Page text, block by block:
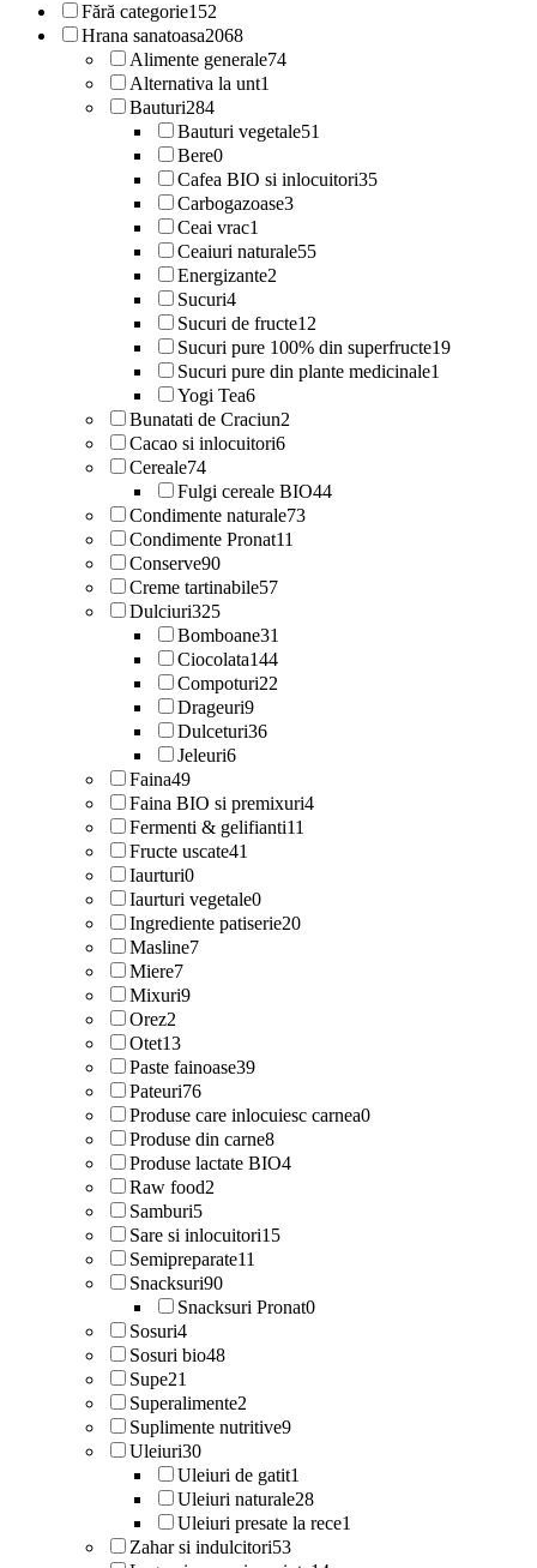
Fără categorie152
Hrana sanatoasa2068
Alimente generale74
Alternativa la unt1
Bauturi284
Bauturi vegetale51
Bere0
Cafea BIO si inlocuitori35
Carbogazoase3
Ceai vrac1
Ceaiuri naturale55
Energizante2
Sucuri4
Sucuri de fructe12
Sucuri pure 100% din superfructe19
Sucuri pure din plante medicinale1
Yogi Tea6
Bunatati de Craciun2
Cacao si inlocuitori6
Cereale74
Fulgi cereale BIO44
Condimente naturale73
Condimente Pronat11
Conserve90
Creme tartinabile57
Dulciuri325
Bomboane31
Ciocolata144
Compoturi22
Drageuri9
Dulceturi36
Jeleuri6
Faina49
Faina BIO si premixuri4
Fermenti & gelifianti11
Fructe uscate41
Iaurturi0
Iaurturi vegetale0
Ingrediente patiserie20
Masline7
Miere7
Mixuri9
Orez2
Otet13
Paste fainoase39
Pateuri76
Produse care inlocuiesc carnea0
Produse din carne8
Produse lactate BIO4
Raw food2
Samburi5
Sare si inlocuitori15
Semipreparate11
Snacksuri90
Snacksuri Pronat0
Sosuri4
Sosuri bio48
Supe21
Superalimente2
Suplimente nutritive9
Uleiuri30
Uleiuri de gatit1
Uleiuri naturale28
Uleiuri presate la rece1
Zahar si indulcitori53